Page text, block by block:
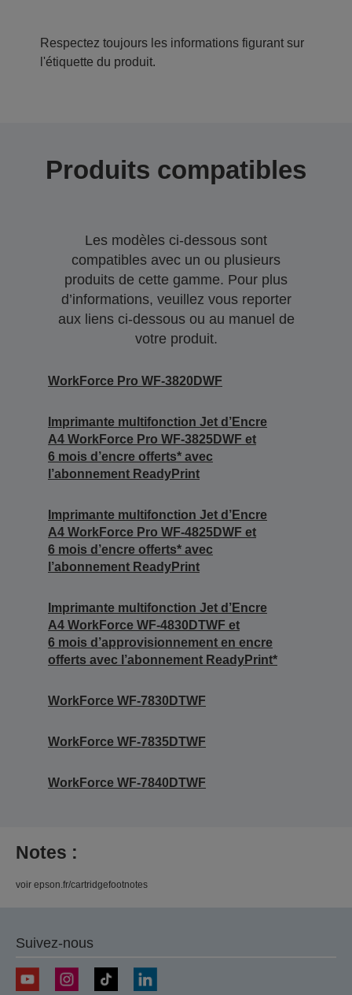
Respectez toujours les informations figurant sur
l'étiquette du produit.
Produits compatibles
Les modèles ci-dessous sont
compatibles avec un ou plusieurs
produits de cette gamme. Pour plus
d’informations, veuillez vous reporter
aux liens ci-dessous ou au manuel de
votre produit.
WorkForce Pro WF-3820DWF
Imprimante multifonction Jet d’Encre
A4 WorkForce Pro WF-3825DWF et
6 mois d’encre offerts* avec
l’abonnement ReadyPrint
Imprimante multifonction Jet d’Encre
A4 WorkForce Pro WF-4825DWF et
6 mois d’encre offerts* avec
l’abonnement ReadyPrint
Imprimante multifonction Jet d’Encre
A4 WorkForce WF-4830DTWF et
6 mois d’approvisionnement en encre
offerts avec l’abonnement ReadyPrint*
WorkForce WF-7830DTWF
WorkForce WF-7835DTWF
WorkForce WF-7840DTWF
Notes :
voir epson.fr/cartridgefootnotes
Suivez-nous